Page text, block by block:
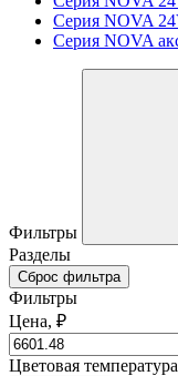
Серия NOVA
Серия NOVA
Фильтры
Разделы
Сброс фильтра
Фильтры
Цена, ₽
Цветовая